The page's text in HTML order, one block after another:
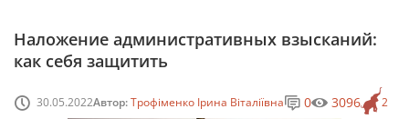
Наложение административных взысканий:
как себя защитить
30.05.2022Автор:Трофіменко Ірина Віталіївна 2
0 3096